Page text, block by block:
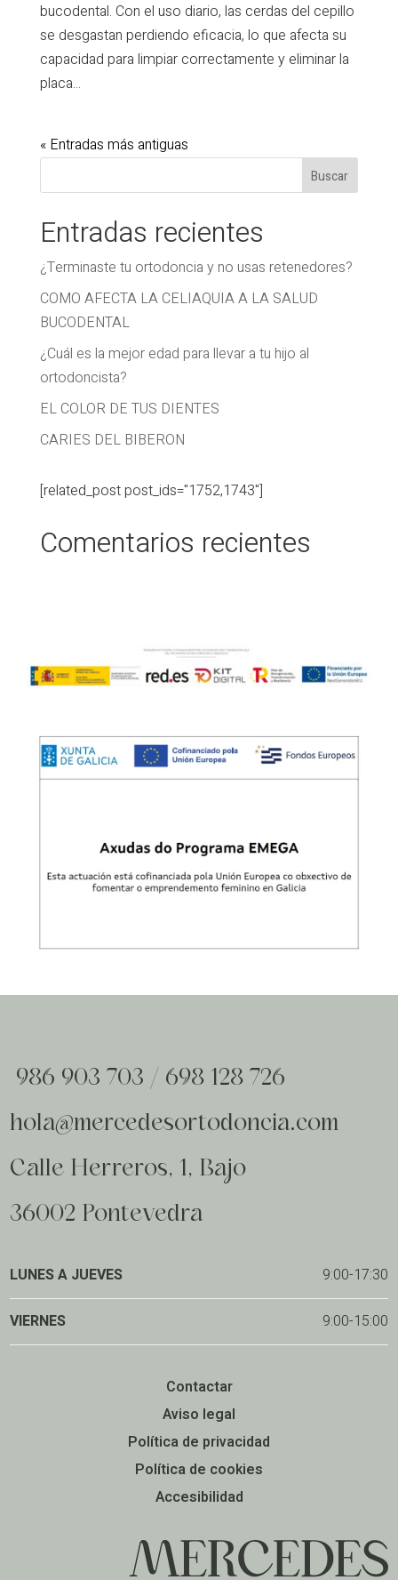
bucodental. Con el uso diario, las cerdas del cepillo
se desgastan perdiendo eficacia, lo que afecta su
capacidad para limpiar correctamente y eliminar la
placa...
« Entradas más antiguas
Entradas recientes
¿Terminaste tu ortodoncia y no usas retenedores?
COMO AFECTA LA CELIAQUIA A LA SALUD
BUCODENTAL
¿Cuál es la mejor edad para llevar a tu hijo al
ortodoncista?
EL COLOR DE TUS DIENTES
CARIES DEL BIBERON
[related_post post_ids="1752,1743"]
Comentarios recientes
986 903 703 / 698 128 726
hola@mercedesortodoncia.com
Calle Herreros, 1, Bajo
36002 Pontevedra
LUNES A JUEVES 9:00-17:30
VIERNES 9:00-15:00
Contactar
Aviso legal
Política de privacidad
Política de cookies
Accesibilidad